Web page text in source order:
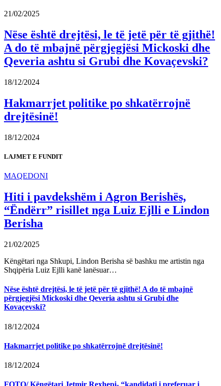
21/02/2025
Nëse është drejtësi, le të jetë për të gjithë!
A do të mbajnë përgjegjësi Mickoski dhe
Qeveria ashtu si Grubi dhe Kovaçevski?
18/12/2024
Hakmarrjet politike po shkatërrojnë
drejtësinë!
18/12/2024
LAJMET E FUNDIT
MAQEDONI
Hiti i pavdekshëm i Agron Berishës,
“Ëndërr” risillet nga Luiz Ejlli e Lindon
Berisha
21/02/2025
Këngëtari nga Shkupi, Lindon Berisha së bashku me artistin nga
Shqipëria Luiz Ejlli kanë lanësuar…
Nëse është drejtësi, le të jetë për të gjithë! A do të mbajnë
përgjegjësi Mickoski dhe Qeveria ashtu si Grubi dhe
Kovaçevski?
18/12/2024
Hakmarrjet politike po shkatërrojnë drejtësinë!
18/12/2024